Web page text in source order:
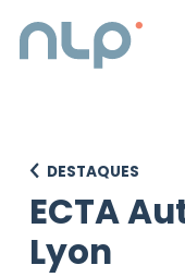
DESTAQUES
ECTA
Lyon